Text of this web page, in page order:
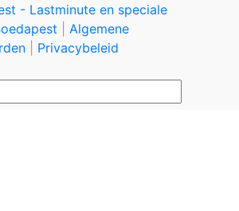
- Lastminute en speciale
Algemene
Privacybeleid